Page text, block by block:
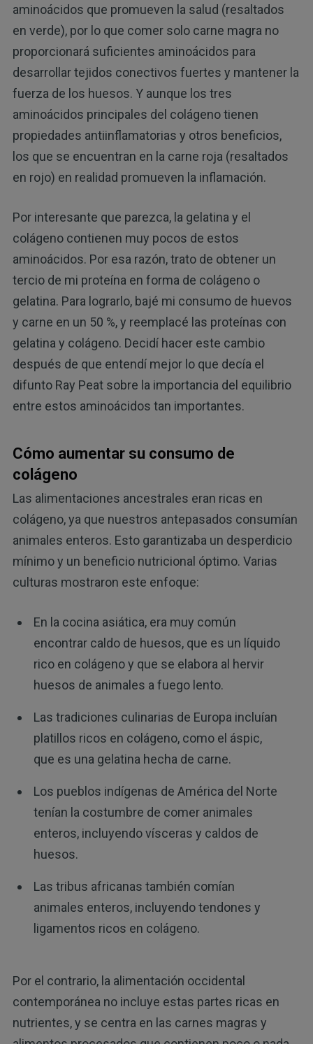
aminoácidos que promueven la salud (resaltados
en verde), por lo que comer solo carne magra no
proporcionará suficientes aminoácidos para
desarrollar tejidos conectivos fuertes y mantener la
fuerza de los huesos. Y aunque los tres
aminoácidos principales del colágeno tienen
propiedades antiinflamatorias y otros beneficios,
los que se encuentran en la carne roja (resaltados
en rojo) en realidad promueven la inflamación.
Por interesante que parezca, la gelatina y el
colágeno contienen muy pocos de estos
aminoácidos. Por esa razón, trato de obtener un
tercio de mi proteína en forma de colágeno o
gelatina. Para lograrlo, bajé mi consumo de huevos
y carne en un 50 %, y reemplacé las proteínas con
gelatina y colágeno. Decidí hacer este cambio
después de que entendí mejor lo que decía el
difunto Ray Peat sobre la importancia del equilibrio
entre estos aminoácidos tan importantes.
Cómo aumentar su consumo de
colágeno
Las alimentaciones ancestrales eran ricas en
colágeno, ya que nuestros antepasados consumían
animales enteros. Esto garantizaba un desperdicio
mínimo y un beneficio nutricional óptimo. Varias
culturas mostraron este enfoque:
En la cocina asiática, era muy común
encontrar caldo de huesos, que es un líquido
rico en colágeno y que se elabora al hervir
huesos de animales a fuego lento.
Las tradiciones culinarias de Europa incluían
platillos ricos en colágeno, como el áspic,
que es una gelatina hecha de carne.
Los pueblos indígenas de América del Norte
tenían la costumbre de comer animales
enteros, incluyendo vísceras y caldos de
huesos.
Las tribus africanas también comían
animales enteros, incluyendo tendones y
ligamentos ricos en colágeno.
Por el contrario, la alimentación occidental
contemporánea no incluye estas partes ricas en
nutrientes, y se centra en las carnes magras y